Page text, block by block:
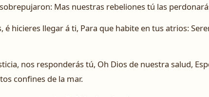
Mas nuestras rebeliones tú las
é hicieres llegar á ti, Para que habite en tus atrios:
nos responderás tú, Oh Dios de nuestra salud,
confines de la mar.